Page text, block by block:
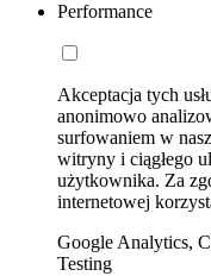
Performance
Akceptacja tych
anonimowo
surfowaniem w
witryny i ciągłego
użytkownika. Za
internetowej
Google Analytics,
Testing